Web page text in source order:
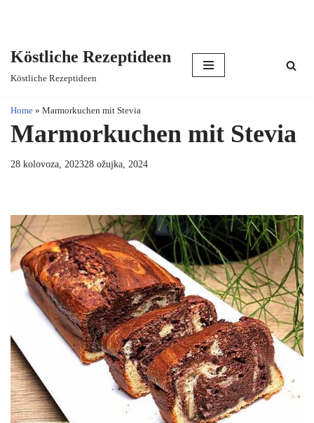
content
Köstliche Rezeptideen
Köstliche Rezeptideen
Home » Marmorkuchen mit Stevia
Marmorkuchen mit Stevia
28 kolovoza, 202328 ožujka, 2024